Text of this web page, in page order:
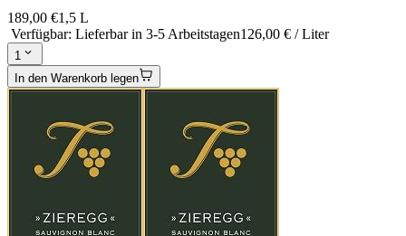
189,00 €1,5 L
Verfügbar: Lieferbar in 3-5 Arbeitstagen126,00 € / Liter
1
In den Warenkorb legen